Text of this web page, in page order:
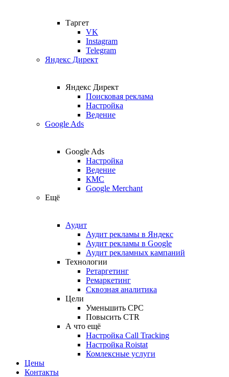
Таргет
VK
Instagram
Telegram
Яндекс Директ
Яндекс Директ
Поисковая реклама
Настройка
Ведение
Google Ads
Google Ads
Настройка
Ведение
КМС
Google Merchant
Ещё
Аудит
Аудит рекламы в Яндекс
Аудит рекламы в Google
Аудит рекламных кампаний
Технологии
Ретаргетинг
Ремаркетинг
Сквозная аналитика
Цели
Уменьшить CPC
Повысить CTR
А что ещё
Настройка Call Tracking
Настройка Roistat
Комлексные услуги
Цены
Контакты